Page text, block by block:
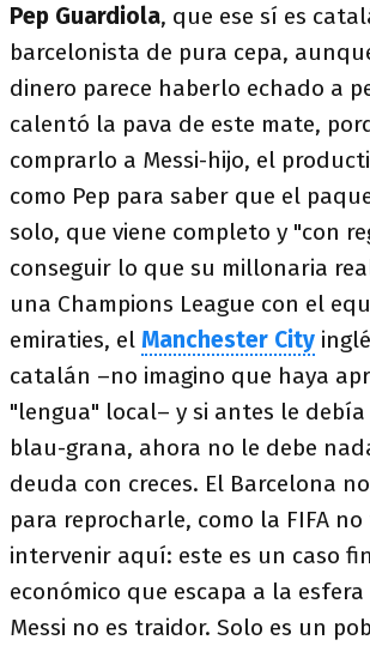
Pep Guardiola, que ese sí es
barcelonista de pura cepa,
dinero parece haberlo echado a
calentó la pava de este mate,
comprarlo a Messi-hijo, el
como Pep para saber que el
solo, que viene completo y "con
conseguir lo que su millonaria
una Champions League con el
emiraties, el Manchester City
catalán –no imagino que haya
"lengua" local– y si antes le
blau-grana, ahora no le debe
deuda con creces. El Barcelona
para reprocharle, como la FIFA
intervenir aquí: este es un caso
económico que escapa a la
Messi no es traidor. Solo es un